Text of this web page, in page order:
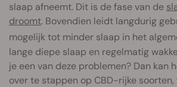
slaap afneemt. Dit is de fase van de
droomt. Bovendien leidt langdurig
mogelijk tot minder slaap in het
lange diepe slaap en regelmatig
je een van deze problemen? Dan kan
over te stappen op CBD-rijke soorten,